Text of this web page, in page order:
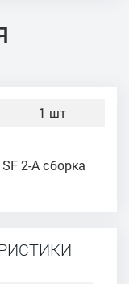
1 шт
2-A сборка